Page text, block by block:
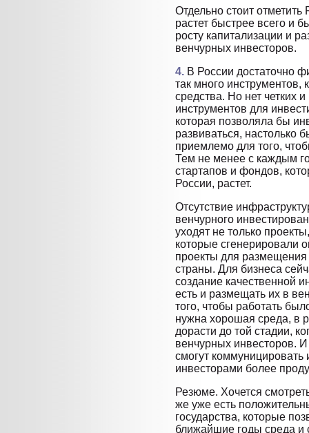
Отдельно стоит
растет быстрее всего и
росту капитализации и
венчурных инвесторов.
4. В России достаточно
так много инструментов,
средства. Но нет четких
инструментов для
которая позволяла бы
развиваться, настолько
приемлемо для того,
Тем не менее с каждым
стартапов и фондов,
России, растет.
Отсутствие
венчурного
уходят не только
которые сгенерировали
проекты для размещения
страны. Для бизнеса
создание качественной
есть и размещать их в
того, чтобы работать
нужна хорошая среда, в
дорасти до той стадии,
венчурных инвесторов.
смогут
инвесторами более
Резюме. Хочется
же уже есть
государства, которые
ближайшие годы среда и